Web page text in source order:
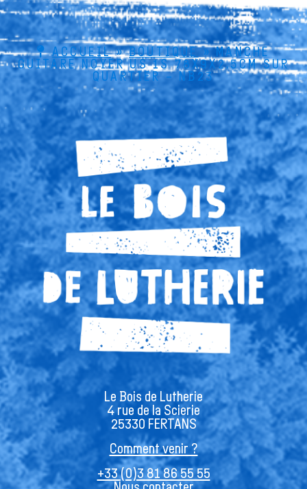
ACCUEIL»BOUTIQUE»MANCHE
GUITARE NOYER US 1S 78X9X2.5CM SUR
QUARTIER – NB23
Le Bois de Lutherie
4 rue de la Scierie
25330 FERTANS
Comment venir ?
+33 (0)3 81 86 55 55